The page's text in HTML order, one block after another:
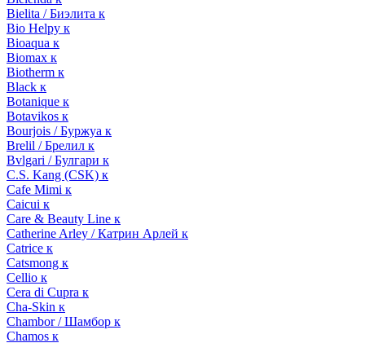
Bielita / Биэлита к
Bio Helpy к
Bioaqua к
Biomax к
Biotherm к
Black к
Botanique к
Botavikos к
Bourjois / Буржуа к
Brelil / Брелил к
Bvlgari / Булгари к
C.S. Kang (CSK) к
Cafe Mimi к
Caicui к
Care & Beauty Line к
Catherine Arley / Катрин Арлей к
Catrice к
Catsmong к
Cellio к
Cera di Cupra к
Cha-Skin к
Chambor / Шамбор к
Chamos к